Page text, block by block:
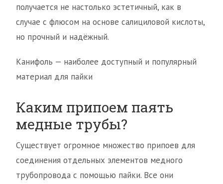
получается не настолько эстетичный, как в
случае с флюсом на основе салициловой кислоты,
но прочный и надёжный.
Канифоль — наиболее доступный и популярный
материал для пайки
Каким припоем паять
медные трубы?
Существует огромное множество припоев для
соединения отдельных элементов медного
трубопровода с помощью пайки. Все они